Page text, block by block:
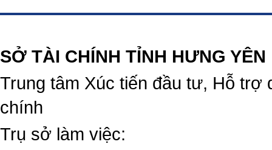
SỞ TÀI CHÍNH TỈNH HƯNG YÊN
Trung tâm Xúc tiến đầu tư, Hỗ trợ
chính
Trụ sở làm việc: